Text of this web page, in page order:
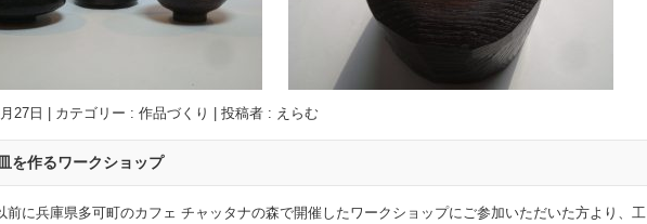
27日 カテゴリー : 作品づくり 投稿者 : えらむ
を作るワークショップ
前に兵庫県多可町のカフェ チャッタナの森で開催したワークショップにご参加いただいた方より、工